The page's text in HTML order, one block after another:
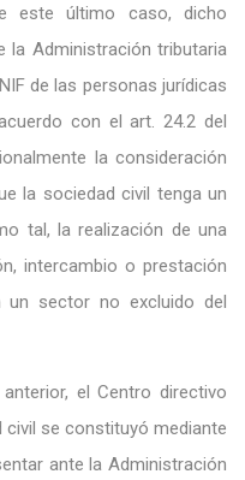
este último caso, dicho
la Administración tributaria
de las personas jurídicas
con el art. 24.2 del
la consideración
la sociedad civil tenga un
tal, la realización de una
intercambio o prestación
un sector no excluido del
el Centro directivo
civil se constituyó mediante
ante la Administración